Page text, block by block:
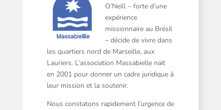
O’Neill – forte d’une
expérience
missionnaire au Brésil
– décide de vivre dans
les quartiers nord de Marseille, aux
Lauriers. L’association Massabielle nait
en 2001 pour donner un cadre juridique à
leur mission et la soutenir.
Nous constatons rapidement l’urgence de